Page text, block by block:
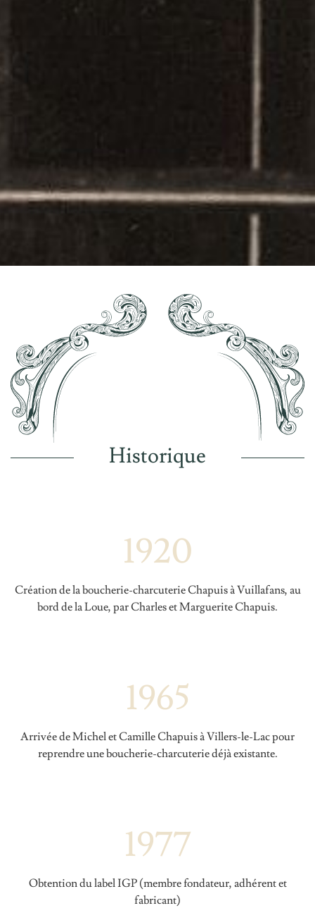
L'entreprise
Nos produits
Nos recettes
Historique
1920
Création de la boucherie-charcuterie Chapuis à Vuillafans, au
bord de la Loue, par Charles et Marguerite Chapuis.
1965
Arrivée de Michel et Camille Chapuis à Villers-le-Lac pour
reprendre une boucherie-charcuterie déjà existante.
1977
Obtention du label IGP (membre fondateur, adhérent et
fabricant)